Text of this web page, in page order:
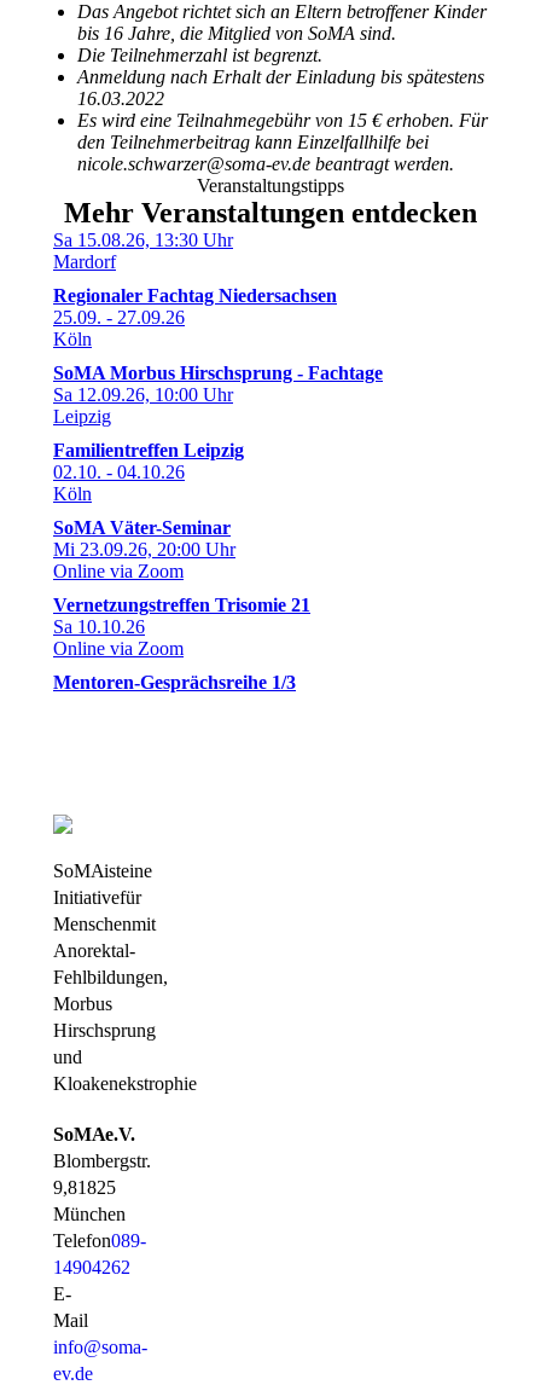
Das Angebot richtet sich an Eltern betroffener Kinder
bis 16 Jahre, die Mitglied von SoMA sind.
Die Teilnehmerzahl ist begrenzt.
Anmeldung nach Erhalt der Einladung bis spätestens
16.03.2022
Es wird eine Teilnahmegebühr von 15 € erhoben. Für
den Teilnehmerbeitrag kann Einzelfallhilfe bei
nicole.schwarzer@soma-ev.de beantragt werden.
Veranstaltungstipps
Mehr Veranstaltungen entdecken
Sa 15.08.26, 13:30 Uhr
Mardorf
Regionaler Fachtag Niedersachsen
25.09. - 27.09.26
Köln
SoMA Morbus Hirschsprung - Fachtage
Sa 12.09.26, 10:00 Uhr
Leipzig
Familientreffen Leipzig
02.10. - 04.10.26
Köln
SoMA Väter-Seminar
Mi 23.09.26, 20:00 Uhr
Online via Zoom
Vernetzungstreffen Trisomie 21
Sa 10.10.26
Online via Zoom
Mentoren-Gesprächsreihe 1/3
SoMA ist eine
Initiative für
Menschen mit
Anorektal-
Fehlbildungen,
Morbus
Hirschsprung
und
Kloakenekstrophie
SoMA e.V.
Blombergstr.
9, 81825
München
Telefon089-
14904262
E-
Mail
info@soma-
ev.de